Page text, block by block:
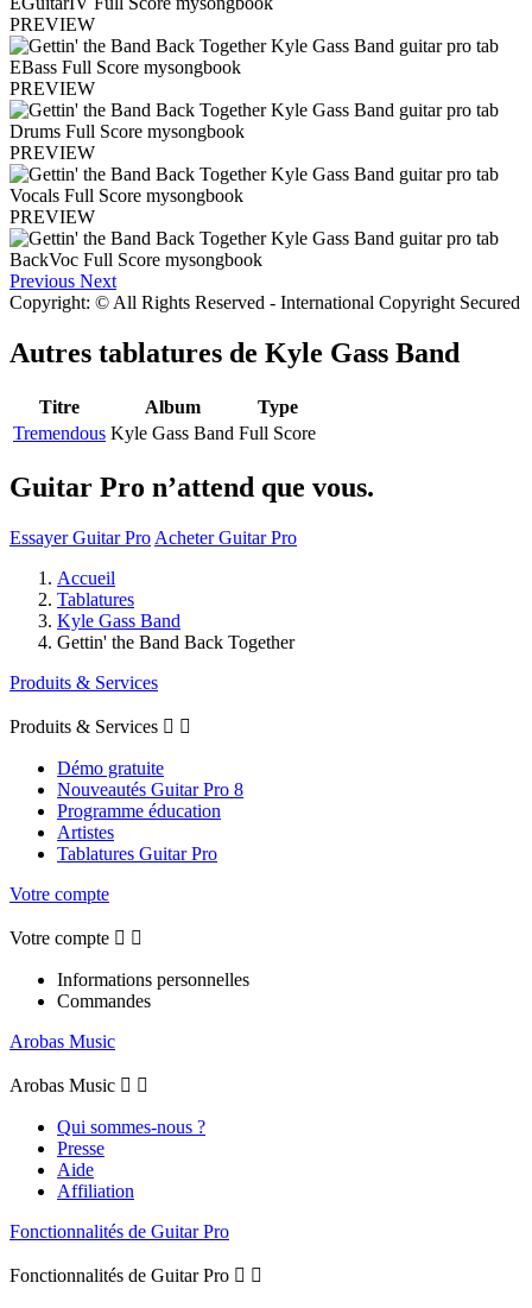
PREVIEW
PREVIEW
PREVIEW
PREVIEW
Previous Next
Copyright: © All Rights Reserved - International Copyright Secured
Autres tablatures de Kyle Gass Band
Titre Album
Type
Tremendous Kyle Gass Band Full Score
Guitar Pro n’attend que vous.
Essayer Guitar Pro Acheter Guitar Pro
Accueil
Tablatures
Kyle Gass Band
Gettin' the Band Back Together
Produits & Services
Produits & Services  
Démo gratuite
Nouveautés Guitar Pro 8
Programme éducation
Artistes
Tablatures Guitar Pro
Votre compte
Votre compte  
Informations personnelles
Commandes
Arobas Music
Arobas Music  
Qui sommes-nous ?
Presse
Aide
Affiliation
Fonctionnalités de Guitar Pro
Fonctionnalités de Guitar Pro  